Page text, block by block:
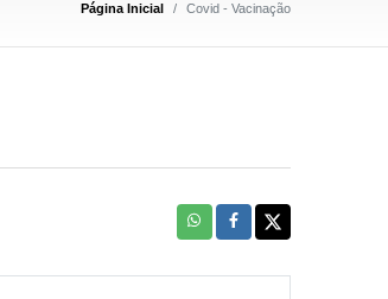
Página Inicial Covid - Vacinação